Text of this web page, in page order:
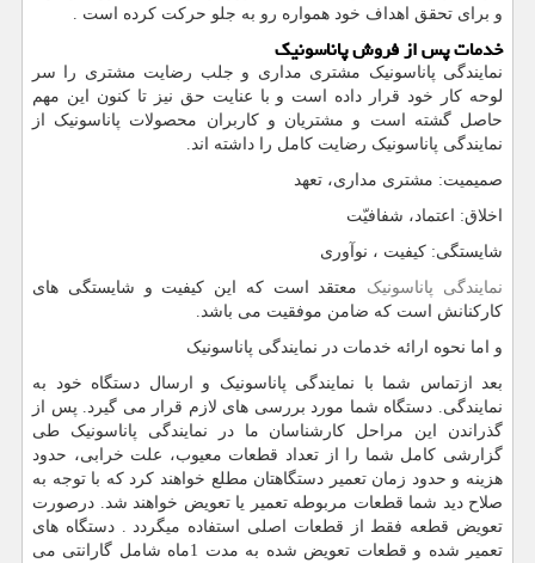
و برای تحقق اهداف خود همواره رو به جلو حرکت کرده است .
خدمات پس از فروش پاناسونیک
نمایندگی پاناسونیک مشتری مداری و جلب رضایت مشتری را سر
لوحه کار خود قرار داده است و با عنایت حق نیز تا کنون این مهم
حاصل گشته است و مشتریان و کاربران محصولات پاناسونیک از
نمایندگی پاناسونیک رضایت کامل را داشته اند.
صمیمیت: مشتری مداری، تعهد
اخلاق: اعتماد، شفافیّت
شایستگی: کیفیت ، نوآوری
نمایندگی پاناسونیک معتقد است که این کیفیت و شایستگی های
کارکنانش است که ضامن موفقیت می باشد.
و اما نحوه ارائه خدمات در نمایندگی پاناسونیک
بعد ازتماس شما با نمایندگی پاناسونیک و ارسال دستگاه خود به
نمایندگی. دستگاه شما مورد بررسی های لازم قرار می گیرد. پس از
گذراندن این مراحل کارشناسان ما در نمایندگی پاناسونیک طی
گزارشی کامل شما را از تعداد قطعات معیوب، علت خرابی، حدود
هزینه و حدود زمان تعمیر دستگاهتان مطلع خواهند کرد که با توجه به
صلاح دید شما قطعات مربوطه تعمیر یا تعویض خواهند شد. درصورت
تعویض قطعه فقط از قطعات اصلی استفاده میگردد . دستگاه های
تعمیر شده و قطعات تعویض شده به مدت 1ماه شامل گارانتی می